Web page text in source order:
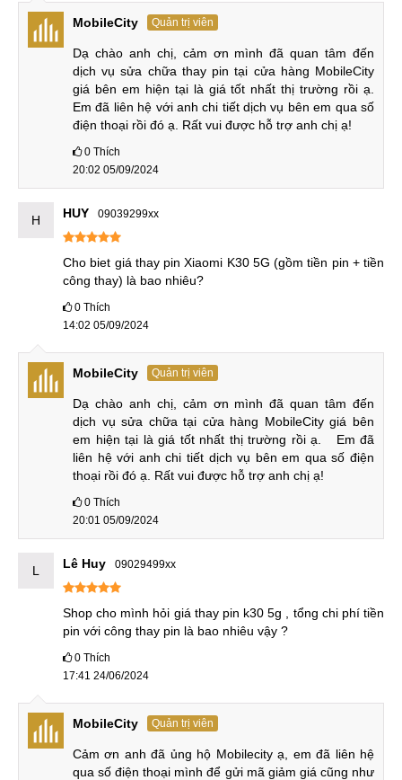
MobileCity Quản trị viên
Dạ chào anh chị, cảm ơn mình đã quan tâm đến
dịch vụ sửa chữa thay pin tại cửa hàng MobileCity
giá bên em hiện tại là giá tốt nhất thị trường rồi ạ.
Em đã liên hệ với anh chi tiết dịch vụ bên em qua số
điện thoại rồi đó ạ. Rất vui được hỗ trợ anh chị ạ!
0 Thích
20:02 05/09/2024
H HUY 09039299xx
Cho biet giá thay pin Xiaomi K30 5G (gồm tiền pin + tiền
công thay) là bao nhiêu?
0 Thích
14:02 05/09/2024
MobileCity Quản trị viên
Dạ chào anh chị, cảm ơn mình đã quan tâm đến
dịch vụ sửa chữa tại cửa hàng MobileCity giá bên
em hiện tại là giá tốt nhất thị trường rồi ạ.   Em đã
liên hệ với anh chi tiết dịch vụ bên em qua số điện
thoại rồi đó ạ. Rất vui được hỗ trợ anh chị ạ!
0 Thích
20:01 05/09/2024
L Lê Huy 09029499xx
Shop cho mình hỏi giá thay pin k30 5g , tổng chi phí tiền
pin với công thay pin là bao nhiêu vậy ?
0 Thích
17:41 24/06/2024
MobileCity Quản trị viên
Cảm ơn anh đã ủng hộ Mobilecity ạ, em đã liên hệ
qua số điện thoại mình để gửi mã giảm giá cũng như